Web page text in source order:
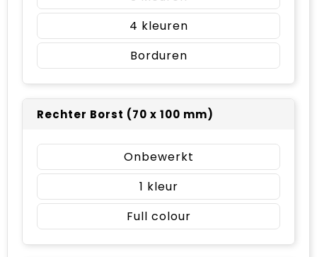
4
Borduren
Rechter Borst (70 x 100 mm)
Onbewerkt
1
Full colour